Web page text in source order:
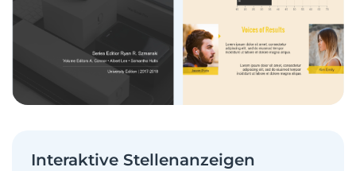
Interaktive Stellenanzeigen